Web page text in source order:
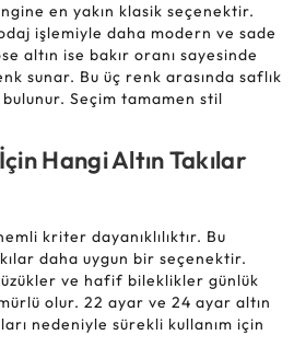
en yakın klasik seçenektir.
işlemiyle daha modern ve sade
altın ise bakır oranı sayesinde
sunar. Bu üç renk arasında saflık
Seçim tamamen stil
Hangi Altın Takılar
kriter dayanıklılıktır. Bu
daha uygun bir seçenektir.
ve hafif bileklikler günlük
olur. 22 ayar ve 24 ayar altın
nedeniyle sürekli kullanım için